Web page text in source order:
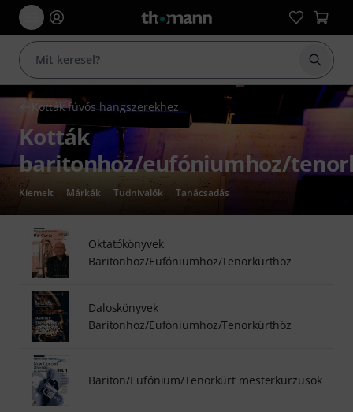
Kották fúvós hangszerekhez
Kották
baritonhoz/eufóniumhoz/
Kiemelt Márkák Tudnivalók Tanácsadás
Oktatókönyvek
Baritonhoz/Eufóniumhoz/Tenorkürthöz
Daloskönyvek
Baritonhoz/Eufóniumhoz/Tenorkürthöz
Bariton/Eufónium/Tenorkürt mesterkurzusok